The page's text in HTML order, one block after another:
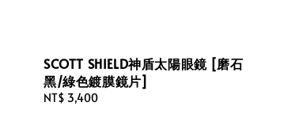
SCOTT SHIELD神盾太陽眼鏡 [磨石
黑/綠色鍍膜鏡片]
Regular
NT$ 3,400